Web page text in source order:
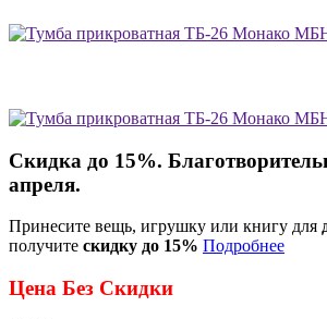
Скидка до 15%.
апреля.
Принесите вещь, игрушку или книгу для
получите скидку до 15% Подробнее
Цена Без Скидки